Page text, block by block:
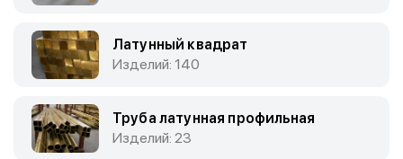
Латунный квадрат
Изделий: 140
Труба латунная профильная
Изделий: 23